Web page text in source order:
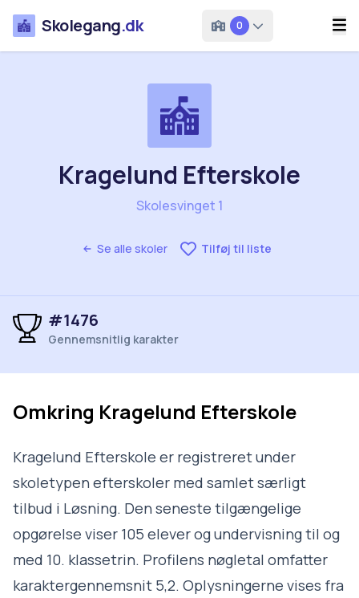
Skolegang.dk 0
Se alle skoler Tilføj til liste
Kragelund Efterskole
Skolesvinget 1
#1476
Gennemsnitlig karakter
Omkring Kragelund Efterskole
Kragelund Efterskole er registreret under
skoletypen efterskoler med samlet særligt
tilbud i Løsning. Den seneste tilgængelige
opgørelse viser 105 elever og undervisning til og
med 10. klassetrin. Profilens nøgletal omfatter
karaktergennemsnit 5,2. Oplysningerne vises fra